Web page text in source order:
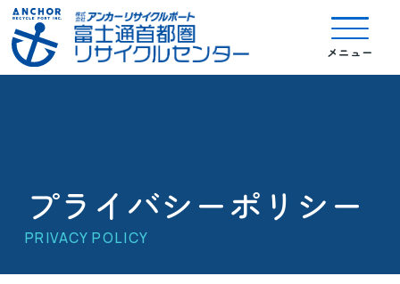
よくあるご質問
FAQ
利用条件
情報セキュリティ活動
プライバシーポリシー
PRIVACY POLICY